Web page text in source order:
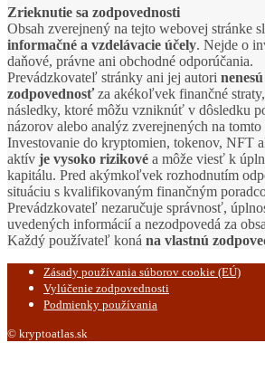
Zrieknutie sa zodpovednosti
Obsah zverejnený na tejto webovej stránke
informačné a vzdelávacie účely. Nejde o
daňové, právne ani obchodné odporúčania.
Prevádzkovateľ stránky ani jej autori
zodpovednosťza akékoľvek finančné
následky, ktoré môžu vzniknúť v dôsledku
názorov alebo analýz zverejnených na tomto
Investovanie do kryptomien, tokenov, NFT
aktív je vysoko rizikové a môže viesť k
kapitálu. Pred akýmkoľvek rozhodnutím
situáciu s kvalifikovaným finančným
Prevádzkovateľ nezaručuje správnosť,
uvedených informácií a nezodpovedá za
Každý používateľ koná na vlastnú
Zásady používania súborov cookie (EÚ)
Vylúčenie zodpovednosti
Podmienky používania
© kryptoatlas.sk